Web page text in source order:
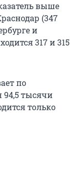
выше
(347
и
317 и 315
по
тысячи
только